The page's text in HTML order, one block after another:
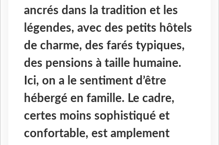
ancrés dans la tradition et les
légendes, avec des petits hôtels
de charme, des farés typiques,
des pensions à taille humaine.
Ici, on a le sentiment d’être
hébergé en famille. Le cadre,
certes moins sophistiqué et
confortable, est amplement